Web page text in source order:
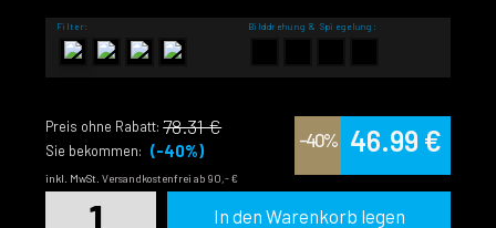
Filter: Bilddrehung & Spiegelung:
Preis ohne Rabatt: 78.31 €
Sie bekommen: (-40%)
inkl. MwSt.Versandkostenfrei ab 90,- €
-40% 46.99 €
In den Warenkorb legen